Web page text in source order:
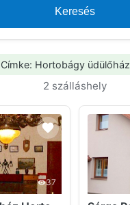
Keresés
Címke: Hortobágy üdülőház
2 szálláshely
37